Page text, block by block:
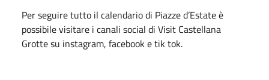
Per seguire tutto il calendario di Piazze d’Estate è
possibile visitare i canali social di Visit Castellana
Grotte su instagram, facebook e tik tok.